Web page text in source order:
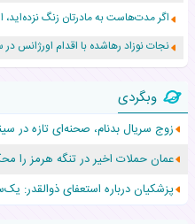
اگر مدت‌هاست به مادرتان زنگ
نجات نوزاد رهاشده با اقدام اورژانس
زن ۲۴ ساله پس از درمان سرطان رحم، مادر شد
افزایش قد این دختر، چند میلیون دلار
حرکت غیرقانونی یک پرستار، جان دوقلوها
وبگردی
زوج سریال بدنام، صحنه‌ای‌ تازه در
عمان حملات اخیر در تنگه هرمز را
پزشکیان درباره استعفای ذوالقدر: